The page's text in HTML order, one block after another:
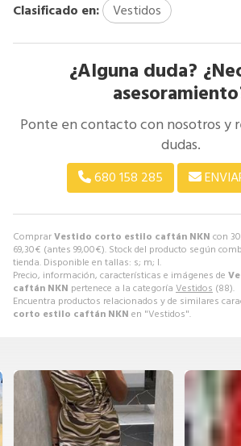
ComprarVestido corto estilo caftán NKN con
69,30€ (antes 99,00€). Stock del producto según
tienda. Disponible en tallas: s; m; l.
Precio, información, características e imágenes de
caftán NKN pertenece a la categoría Vestidos (88).
Encuentra productos relacionados y de similares
corto estilo caftán NKN en "Vestidos".
Clasificado en: Vestidos
¿Alguna duda?
Ponte en contacto con nosotros y
dudas.
680 158 285